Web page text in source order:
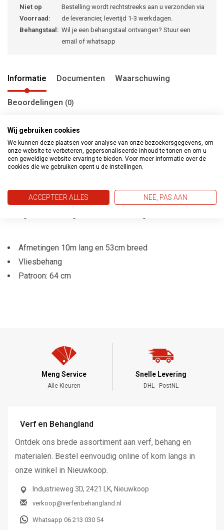
Niet op
Voorraad:
Bestelling wordt rechtstreeks aan u verzonden via
de leverancier, levertijd 1-3 werkdagen.
Behangstaal: Wil je een behangstaal ontvangen? Stuur een
email of whatsapp
Informatie Documenten Waarschuwing
Beoordelingen (0)
Metropolitan stories Travel Styles gaat verder met het
ontdekken van de wereld door middel van vijf
karakteristieke stijlen. Het behang reflecteerd de levenstijl
culturen. De nieuwe expressieve kleuren en patronen
Afmetingen 10m lang en 53cm breed
Vliesbehang
Patroon: 64 cm
Meng Service
Alle Kleuren
Snelle Levering
DHL - PostNL
Verf en Behangland
Ontdek ons brede assortiment aan verf, behang en
materialen. Bestel eenvoudig online of kom langs in
onze winkel in Nieuwkoop.
Industrieweg 3D, 2421 LK, Nieuwkoop
verkoop@verfenbehangland.nl
Whatsapp 06 213 030 54
Wij gebruiken cookies
We kunnen deze plaatsen voor analyse van onze bezoekersgegevens, om
onze website te verbeteren, gepersonaliseerde inhoud te tonen en om u
een geweldige website-ervaring te bieden. Voor meer informatie over de
cookies die we gebruiken opent u de instellingen.
ACCEPTEER ALLES NEE, PAS AAN